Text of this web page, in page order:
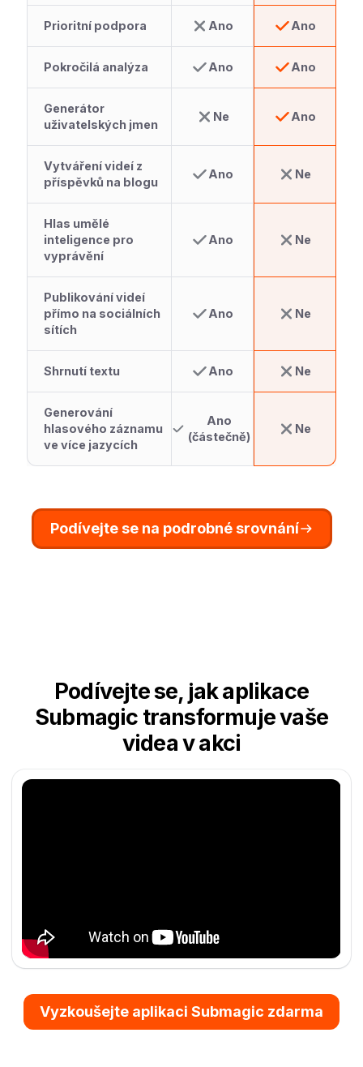
Prioritní podpora Ano Ano
Pokročilá analýza Ano Ano
Generátor
uživatelských jmen
Ne Ano
Vytváření videí z
příspěvků na blogu
Ano Ne
Hlas umělé
inteligence pro
vyprávění
Ano Ne
Publikování videí
přímo na sociálních
sítích
Ano Ne
Shrnutí textu Ano Ne
Generování
hlasového záznamu
ve více jazycích
Ano
(částečně)
Ne
Podívejte se na podrobné srovnání
Podívejte se, jak aplikace
Submagic transformuje vaše
videa v akci
Vyzkoušejte aplikaci Submagic zdarma